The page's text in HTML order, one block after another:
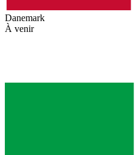
Danemark
À venir